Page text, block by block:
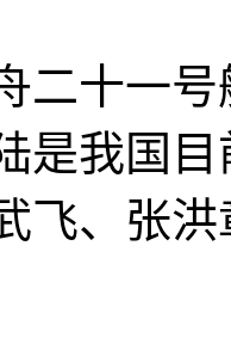
十一号
是我国
飞、张